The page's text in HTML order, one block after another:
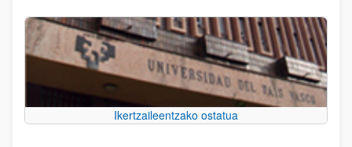
Ikertzaileentzako ostatua